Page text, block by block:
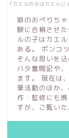
「カエルの子はカエル
娘のおぺりち
験に合格させ
ルの子はカエ
ある。 ポンコ
そんな思いを
バタ奮闘記や
ます。 現在は
筆活動のほか
作・監修にも
すが、ご覧い